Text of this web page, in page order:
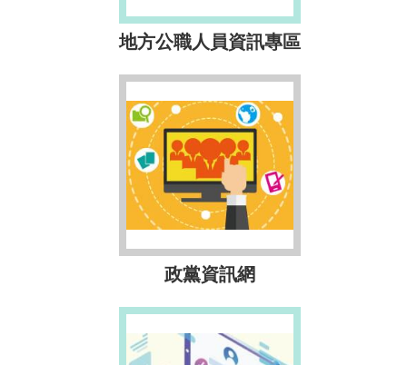
地方公職人員資訊專區
政黨資訊網